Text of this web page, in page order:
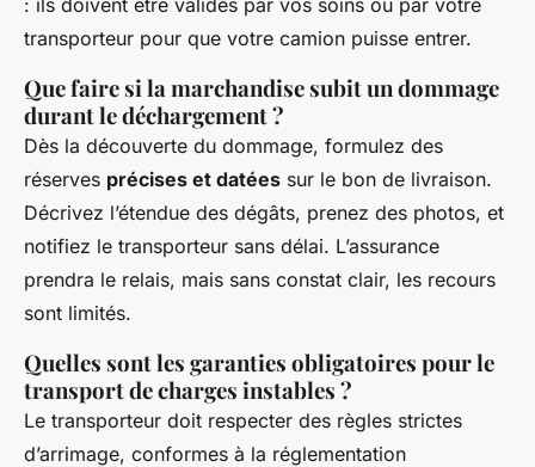
transporteur pour que votre camion puisse entrer.
Que faire si la marchandise subit un dommage
durant le déchargement ?
Dès la découverte du dommage, formulez des
réserves précises et datées sur le bon de livraison.
Décrivez l’étendue des dégâts, prenez des photos, et
notifiez le transporteur sans délai. L’assurance
prendra le relais, mais sans constat clair, les recours
sont limités.
Quelles sont les garanties obligatoires pour le
transport de charges instables ?
Le transporteur doit respecter des règles strictes
d’arrimage, conformes à la réglementation